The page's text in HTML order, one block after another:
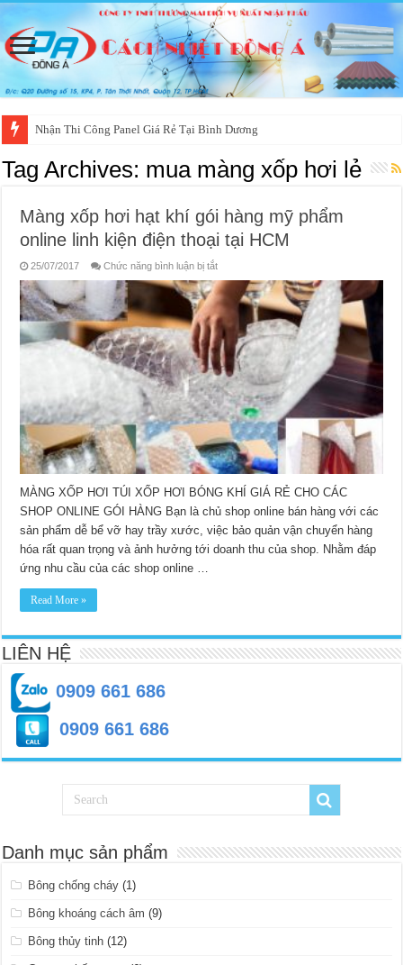
Nhận Thi Công Panel Giá Rẻ Tại Bình Dương
Tag Archives: mua màng xốp hơi lẻ
Màng xốp hơi hạt khí gói hàng mỹ phẩm
online linh kiện điện thoại tại HCM
25/07/2017 Chức năng bình luận bị tắtở
xốp
hơi
hạt
khí
gói
hàng
mỹ
phẩm
online
linh
kiện
điện
thoại
tại
HCM
MÀNG XỐP HƠI TÚI XỐP HƠI BÓNG KHÍ GIÁ RẺ CHO CÁC
SHOP ONLINE GÓI HÀNG Bạn là chủ shop online bán hàng với các
sản phẩm dễ bể vỡ hay trầy xước, việc bảo quản vận chuyển hàng
hóa rất quan trọng và ảnh hưởng tới doanh thu của shop. Nhằm đáp
ứng nhu cầu của các shop online …
Read More »
LIÊN HỆ
0909 661 686
0909 661 686
Danh mục sản phẩm
Bông chống cháy (1)
Bông khoáng cách âm (9)
Bông thủy tinh (12)